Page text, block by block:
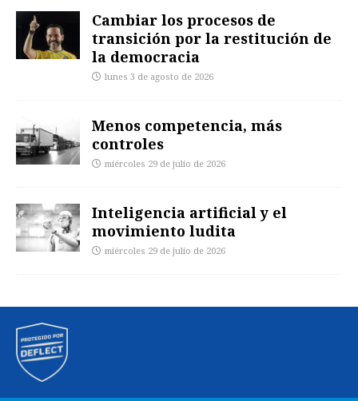
Cambiar los procesos de
transición por la restitución de
la democracia
lunes 3 de agosto de 2026
Menos competencia, más
controles
miércoles 29 de julio de 2026
Inteligencia artificial y el
movimiento ludita
miércoles 29 de julio de 2026